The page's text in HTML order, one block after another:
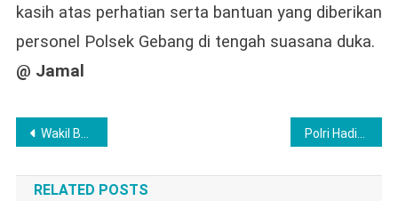
kasih atas perhatian serta bantuan yang diberikan
personel Polsek Gebang di tengah suasana duka.
@ Jamal
Post
navigation
Wakil Bupati H.Jamri Menerima Audiensi Dari Perum Bulog Cabang Labuhanbatu Polri Hadir Bantu Warga Pesisir, Polairud Polres Langkat Timbun Halaman Masjid dan Santuni Anak Yatim
RELATED POSTS